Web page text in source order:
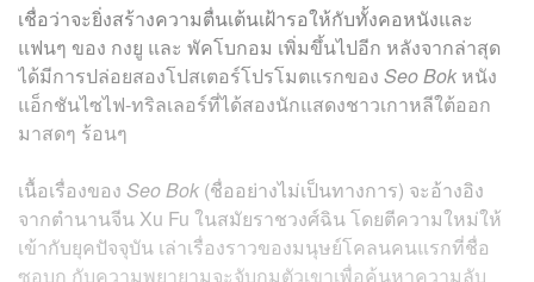
เชื่อว่าจะยิ่งสร้างความตื่นเต้นเฝ้ารอให้กับทั้งคอหนังและ
แฟนๆ ของ กงยู และ พัคโบกอม เพิ่มขึ้นไปอีก หลังจากล่าสุด
ได้มีการปล่อยสองโปสเตอร์โปรโมตแรกของ Seo Bok หนัง
แอ็กชันไซไฟ-ทริลเลอร์ที่ได้สองนักแสดงชาวเกาหลีใต้ออก
มาสดๆ ร้อนๆ
เนื้อเรื่องของ Seo Bok (ชื่ออย่างไม่เป็นทางการ) จะอ้างอิง
จากตำนานจีน Xu Fu ในสมัยราชวงศ์ฉิน โดยตีความใหม่ให้
เข้ากับยุคปัจจุบัน เล่าเรื่องราวของมนุษย์โคลนคนแรกที่ชื่อ
ซอบก กับความพยายามจะจับกุมตัวเขาเพื่อค้นหาความลับ